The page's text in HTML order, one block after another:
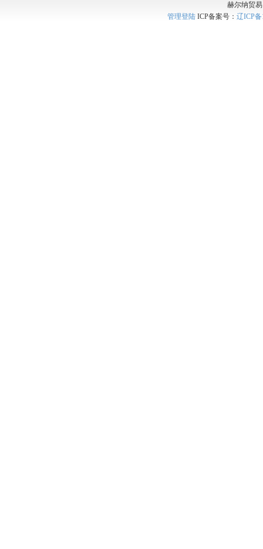
赫尔纳贸
管理登陆ICP备案号： 辽ICP备